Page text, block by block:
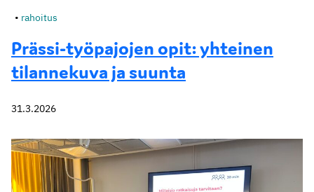
rahoitus
Prässi-työpajojen opit: yhteinen
tilannekuva ja suunta
31.3.2026